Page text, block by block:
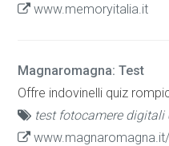
www.memoryitalia.it
Magnaromagna: Test
Offre indovinelli quiz
test fotocamere digitali